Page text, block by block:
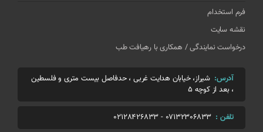
فرم استخدام
نقشه سایت
درخواست نمایندگی / همکاری با رهیافت طب
آدرس: شیراز، خیابان هدایت غربی ، حدفاصل بیست متری و فلسطین
، بعد از کوچه 5
تلفن : 07132306833
-
02128426833